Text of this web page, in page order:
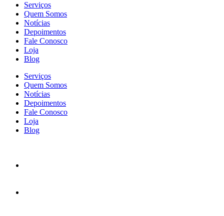
Serviços
Quem Somos
Notícias
Depoimentos
Fale Conosco
Loja
Blog
Serviços
Quem Somos
Notícias
Depoimentos
Fale Conosco
Loja
Blog